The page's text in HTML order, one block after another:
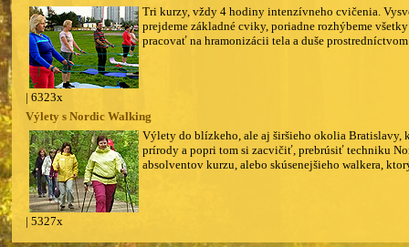
Tri kurzy, vždy 4 hodiny intenzívneho cvičenia.
prejdeme základné cviky, poriadne rozhýbeme
pracovať na hramonizácii tela a duše
| 6323x
Výlety s Nordic Walking
Výlety do blízkeho, ale aj širšieho okolia Bratislavy,
prírody a popri tom si zacvičiť, prebrúsiť techniku
absolventov kurzu, alebo skúsenejšieho walkera,
| 5327x